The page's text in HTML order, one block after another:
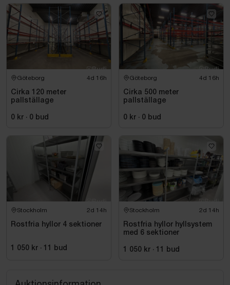
Se bilder för egen bedömning
Göteborg 4d 16h
Cirka 120 meter
pallställage
0 kr · 0 bud
Göteborg 4d 16h
Cirka 500 meter
pallställage
0 kr · 0 bud
Stockholm 2d 14h
Rostfria hyllor 4 sektioner
1 050 kr · 11 bud
Stockholm 2d 14h
Rostfria hyllor hyllsystem
med 6 sektioner
1 050 kr · 11 bud